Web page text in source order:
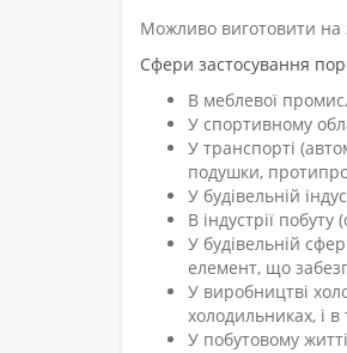
Можливо виготовити на
Сфери застосування
В меблевої
У спортивному
У транспорті
подушки,
У будівельній
В індустрії
У будівельній
елемент, що
У виробництві
холодильниках, і в
У побутовому